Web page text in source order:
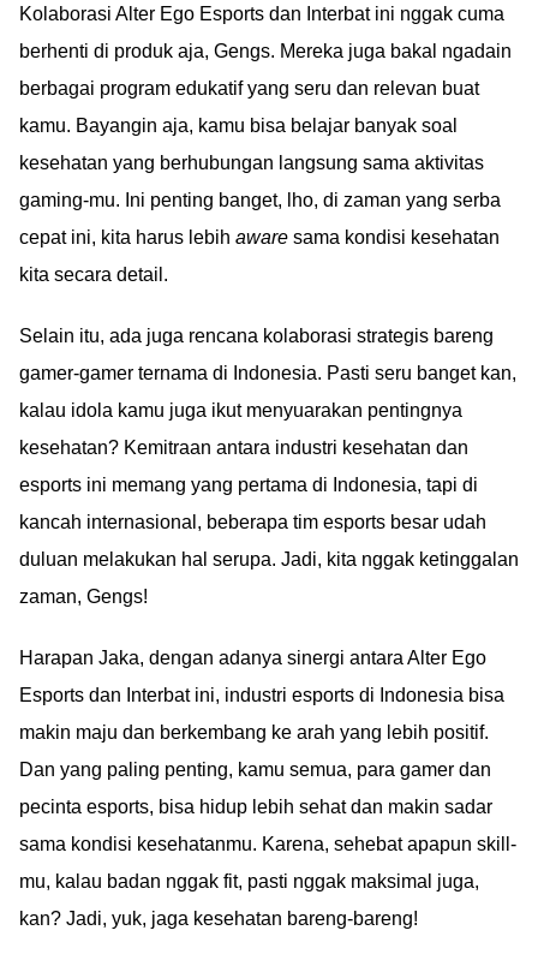
Kolaborasi Alter Ego Esports dan Interbat ini nggak cuma
berhenti di produk aja, Gengs. Mereka juga bakal ngadain
berbagai program edukatif yang seru dan relevan buat
kamu. Bayangin aja, kamu bisa belajar banyak soal
kesehatan yang berhubungan langsung sama aktivitas
gaming-mu. Ini penting banget, lho, di zaman yang serba
cepat ini, kita harus lebih aware sama kondisi kesehatan
kita secara detail.
Selain itu, ada juga rencana kolaborasi strategis bareng
gamer-gamer ternama di Indonesia. Pasti seru banget kan,
kalau idola kamu juga ikut menyuarakan pentingnya
kesehatan? Kemitraan antara industri kesehatan dan
esports ini memang yang pertama di Indonesia, tapi di
kancah internasional, beberapa tim esports besar udah
duluan melakukan hal serupa. Jadi, kita nggak ketinggalan
zaman, Gengs!
Harapan Jaka, dengan adanya sinergi antara Alter Ego
Esports dan Interbat ini, industri esports di Indonesia bisa
makin maju dan berkembang ke arah yang lebih positif.
Dan yang paling penting, kamu semua, para gamer dan
pecinta esports, bisa hidup lebih sehat dan makin sadar
sama kondisi kesehatanmu. Karena, sehebat apapun skill-
mu, kalau badan nggak fit, pasti nggak maksimal juga,
kan? Jadi, yuk, jaga kesehatan bareng-bareng!